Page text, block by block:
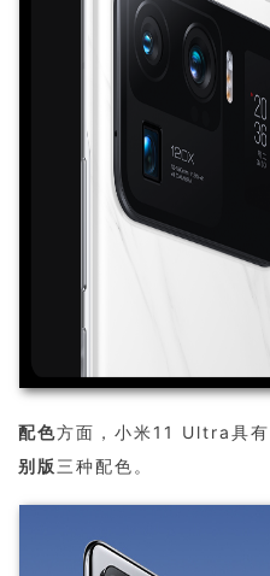
配色方面，小米11 Ultra具有
别版 三种配色。